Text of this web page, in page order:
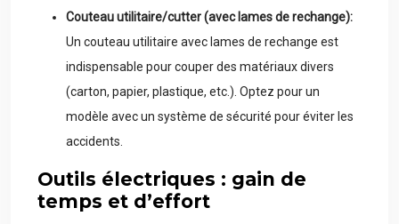
Couteau utilitaire/cutter (avec lames de rechange):
Un couteau utilitaire avec lames de rechange est
indispensable pour couper des matériaux divers
(carton, papier, plastique, etc.). Optez pour un
modèle avec un système de sécurité pour éviter les
accidents.
Outils électriques : gain de
temps et d’effort